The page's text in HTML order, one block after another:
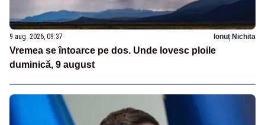
9 aug. 2026, 09:37 Ionuț Nichita
Vremea se întoarce pe dos. Unde lovesc ploile
duminică, 9 august